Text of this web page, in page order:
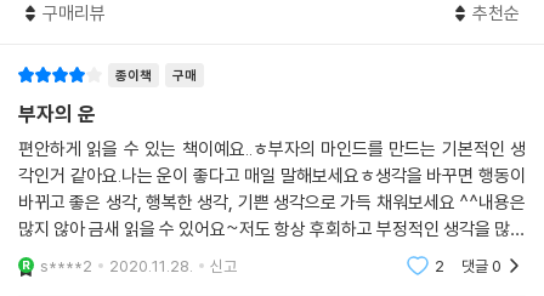
몰라도, 사회에 나가면 눈에 띄어야 살아남을 수 있습니다. 꽃은 꽃으로서
여러분을 한 번뿐인 파티에 초대한 겁니다. “참 멋있네요!”라는 말을 들을
만큼 멋진 모습으로 파티에 참석하는데, 나쁠 게 뭐가 있겠습니까? 자기
니 축제를 마음껏 즐기시고요. 꽃으로서 당당하게 살아가는 겁니다.
--- p.213, 「5강 관계 - 신은 여러분을 한 번뿐인 파티에 초대하였습니다」
중에서
고 긍정적인 사람에게 운이 모이게 마련인데, 보통 사람들은 그 웃음과 운
웃음은 가장 기본 중의 기본이다. 웃을 때 비로소 미간이 열리며, 미간이 열
려야 좋은 아이디어가 샘물처럼 솟아오르는 ‘제3의 눈’도 열리니까. 또 저
자는 인간이 곤란에 처하지 않기 위해 신이 내린 선물이 바로 ‘웃음’이라고
말한다. 이런 인간의 특권을 잘 활용하지 않는다면, 설사 부자가 되어도 ‘왜
난 행복하지 않지?’라며 얼굴을 찡그린 채 살아가게 된다. 그러면 제3의 눈
도 저절로 닫히고, 자신의 운세는 점차 떨어지기 시작한다. 당신의 운을 끌
어올리려면 웃는 얼굴로 사람을 대하라. 이 단순한 법칙이 ‘운 좋은 사람’이
구매리뷰 추천순
종이책 구매
부자의 운
편안하게 읽을 수 있는 책이예요..ㅎ부자의 마인드를 만드는 기본적인 생
각인거 같아요.나는 운이 좋다고 매일 말해보세요ㅎ생각을 바꾸면 행동이
바뀌고 좋은 생각, 행복한 생각, 기쁜 생각으로 가득 채워보세요 ^^내용은
많지 않아 금새 읽을 수 있어요~저도 항상 후회하고 부정적인 생각을 많이
했거든요. 근데 그런 말과 생각을 하면 그렇게 가더라구요 ^^현실은 불행
하지만 그걸 뚤
s****2 2020.11.28. 신고 2 댓글0